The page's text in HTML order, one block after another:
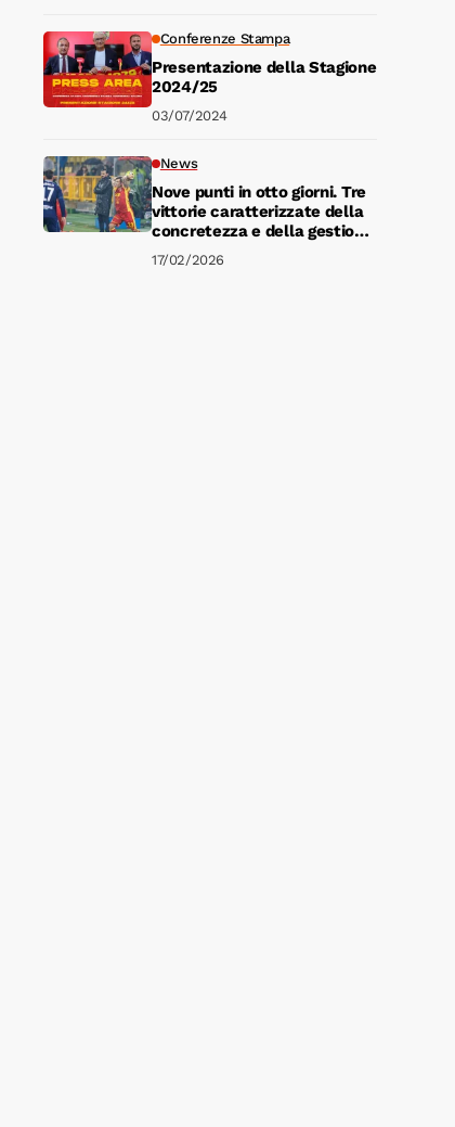
Conferenze Stampa
Presentazione della Stagione
2024/25
03/07/2024
News
Nove punti in otto giorni. Tre
vittorie caratterizzate della
concretezza e della gestione
di energie e risultato
17/02/2026